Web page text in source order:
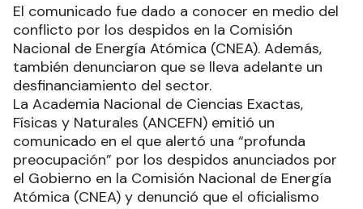
El comunicado fue dado a conocer en medio del
conflicto por los despidos en la Comisión
Nacional de Energía Atómica (CNEA). Además,
también denunciaron que se lleva adelante un
desfinanciamiento del sector.
La Academia Nacional de Ciencias Exactas,
Físicas y Naturales (ANCEFN) emitió un
comunicado en el que alertó una “profunda
preocupación” por los despidos anunciados por
el Gobierno en la Comisión Nacional de Energía
Atómica (CNEA) y denunció que el oficialismo